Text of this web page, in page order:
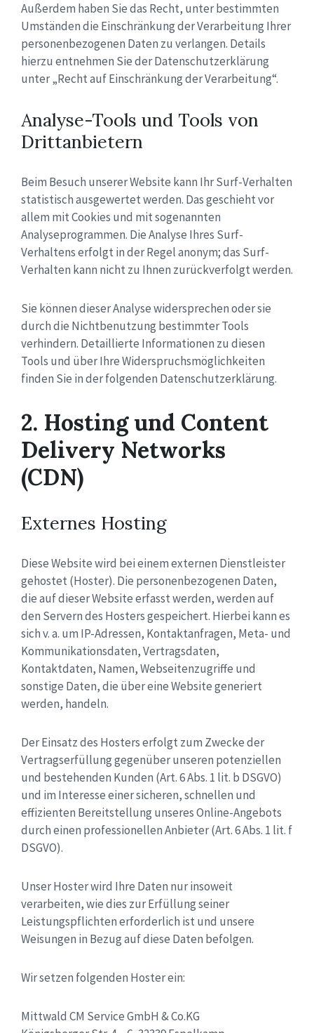
Außerdem haben Sie das Recht, unter bestimmten
Umständen die Einschränkung der Verarbeitung Ihrer
personenbezogenen Daten zu verlangen. Details
hierzu entnehmen Sie der Datenschutzerklärung
unter „Recht auf Einschränkung der Verarbeitung“.
Analyse-Tools und Tools von
Drittanbietern
Beim Besuch unserer Website kann Ihr Surf-Verhalten
statistisch ausgewertet werden. Das geschieht vor
allem mit Cookies und mit sogenannten
Analyseprogrammen. Die Analyse Ihres Surf-
Verhaltens erfolgt in der Regel anonym; das Surf-
Verhalten kann nicht zu Ihnen zurückverfolgt werden.
Sie können dieser Analyse widersprechen oder sie
durch die Nichtbenutzung bestimmter Tools
verhindern. Detaillierte Informationen zu diesen
Tools und über Ihre Widerspruchsmöglichkeiten
finden Sie in der folgenden Datenschutzerklärung.
2. Hosting und Content
Delivery Networks
(CDN)
Externes Hosting
Diese Website wird bei einem externen Dienstleister
gehostet (Hoster). Die personenbezogenen Daten,
die auf dieser Website erfasst werden, werden auf
den Servern des Hosters gespeichert. Hierbei kann es
sich v. a. um IP-Adressen, Kontaktanfragen, Meta- und
Kommunikationsdaten, Vertragsdaten,
Kontaktdaten, Namen, Webseitenzugriffe und
sonstige Daten, die über eine Website generiert
werden, handeln.
Der Einsatz des Hosters erfolgt zum Zwecke der
Vertragserfüllung gegenüber unseren potenziellen
und bestehenden Kunden (Art. 6 Abs. 1 lit. b DSGVO)
und im Interesse einer sicheren, schnellen und
effizienten Bereitstellung unseres Online-Angebots
durch einen professionellen Anbieter (Art. 6 Abs. 1 lit. f
DSGVO).
Unser Hoster wird Ihre Daten nur insoweit
verarbeiten, wie dies zur Erfüllung seiner
Leistungspflichten erforderlich ist und unsere
Weisungen in Bezug auf diese Daten befolgen.
Wir setzen folgenden Hoster ein:
Mittwald CM Service GmbH & Co.KG